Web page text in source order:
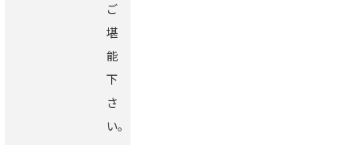
ご
堪
能
下
さ
い。